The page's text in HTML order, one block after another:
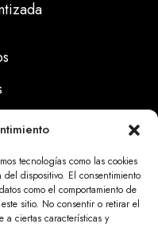
tecnologías como las cookies
dispositivo. El consentimiento
como el comportamiento de
sitio. No consentir o retirar el
a ciertas características y